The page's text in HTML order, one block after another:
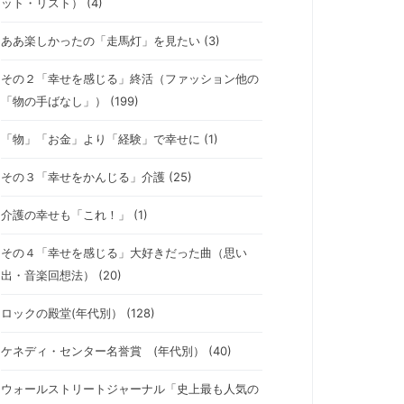
ット・リスト） (4)
ああ楽しかったの「走馬灯」を見たい (3)
その２「幸せを感じる」終活（ファッション他の
「物の手ばなし」） (199)
「物」「お金」より「経験」で幸せに (1)
その３「幸せをかんじる」介護 (25)
介護の幸せも「これ！」 (1)
その４「幸せを感じる」大好きだった曲（思い
出・音楽回想法） (20)
ロックの殿堂(年代別） (128)
ケネディ・センター名誉賞 (年代別） (40)
ウォールストリートジャーナル「史上最も人気の